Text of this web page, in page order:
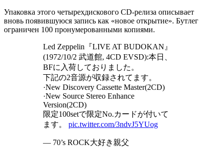
Упаковка этого четырехдискового CD-релиза описывает
вновь появившуюся запись как «новое открытие». Бутлег
ограничен 100 пронумерованными копиями.
Led Zeppelin『LIVE AT BUDOKAN』
(1972/10/2 武道館, 4CD EVSD):本日、
BFに入荷しておりました。
下記の2音源が収録されてます。
·New Discovery Cassette Master(2CD)
·New Source Stereo Enhance
Version(2CD)
限定100setで限定No.カードが付いて
ます。 pic.twitter.com/3ndvJ5YUog
— 70’s ROCK大好き親父